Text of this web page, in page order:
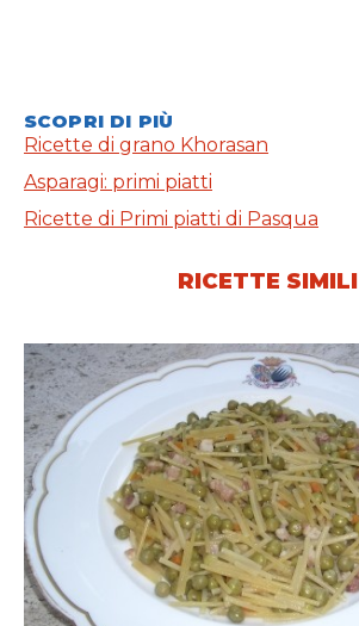
SCOPRI DI PIÙ
Ricette di grano Khorasan
Asparagi: primi piatti
Ricette di Primi piatti di Pasqua
RICETTE SIMILI